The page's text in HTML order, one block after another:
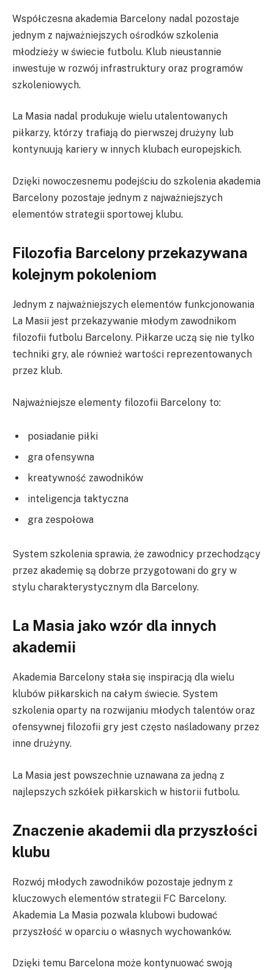
Współczesna akademia Barcelony nadal pozostaje
jednym z najważniejszych ośrodków szkolenia
młodzieży w świecie futbolu. Klub nieustannie
inwestuje w rozwój infrastruktury oraz programów
szkoleniowych.
La Masia nadal produkuje wielu utalentowanych
piłkarzy, którzy trafiają do pierwszej drużyny lub
kontynuują kariery w innych klubach europejskich.
Dzięki nowoczesnemu podejściu do szkolenia akademia
Barcelony pozostaje jednym z najważniejszych
elementów strategii sportowej klubu.
Filozofia Barcelony przekazywana
kolejnym pokoleniom
Jednym z najważniejszych elementów funkcjonowania
La Masii jest przekazywanie młodym zawodnikom
filozofii futbolu Barcelony. Piłkarze uczą się nie tylko
techniki gry, ale również wartości reprezentowanych
przez klub.
Najważniejsze elementy filozofii Barcelony to:
posiadanie piłki
gra ofensywna
kreatywność zawodników
inteligencja taktyczna
gra zespołowa
System szkolenia sprawia, że zawodnicy przechodzący
przez akademię są dobrze przygotowani do gry w
stylu charakterystycznym dla Barcelony.
La Masia jako wzór dla innych
akademii
Akademia Barcelony stała się inspiracją dla wielu
klubów piłkarskich na całym świecie. System
szkolenia oparty na rozwijaniu młodych talentów oraz
ofensywnej filozofii gry jest często naśladowany przez
inne drużyny.
La Masia jest powszechnie uznawana za jedną z
najlepszych szkółek piłkarskich w historii futbolu.
Znaczenie akademii dla przyszłości
klubu
Rozwój młodych zawodników pozostaje jednym z
kluczowych elementów strategii FC Barcelony.
Akademia La Masia pozwala klubowi budować
przyszłość w oparciu o własnych wychowanków.
Dzięki temu Barcelona może kontynuować swoją